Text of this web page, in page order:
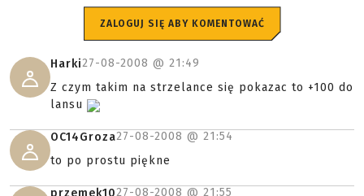
ZALOGUJ SIĘ ABY KOMENTOWAĆ
Harki27-08-2008 @ 21:49
Z czym takim na strzelance się pokazac to +100 do
lansu
OC14Groza27-08-2008 @ 21:54
to po prostu piękne
27-08-2008 @ 21:55